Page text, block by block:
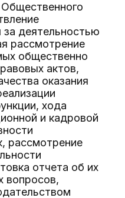
за деятельностью
рассмотрение
общественно
актов,
оказания
хода
и кадровой
рассмотрение
отчета об их
вопросов,